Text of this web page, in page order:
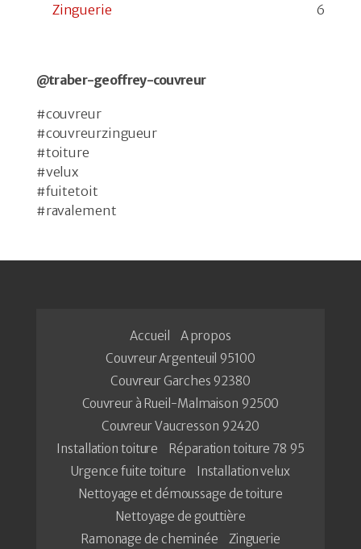
Zinguerie 6
@traber-geoffrey-couvreur
#couvreur
#couvreurzingueur
#toiture
#velux
#fuitetoit
#ravalement
Accueil
A propos
Couvreur Argenteuil 95100
Couvreur Garches 92380
Couvreur à Rueil-Malmaison 92500
Couvreur Vaucresson 92420
Installation toiture
Réparation toiture 78 95
Urgence fuite toiture
Installation velux
Nettoyage et démoussage de toiture
Nettoyage de gouttière
Ramonage de cheminée
Zinguerie